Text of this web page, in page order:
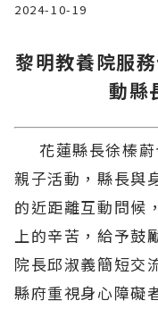
2024-10-19
黎明教養院服
動縣
花蓮縣長徐榛蔚
親子活動，縣長與
的近距離互動問候
上的辛苦，給予鼓
院長邱淑義簡短交
縣府重視身心障礙